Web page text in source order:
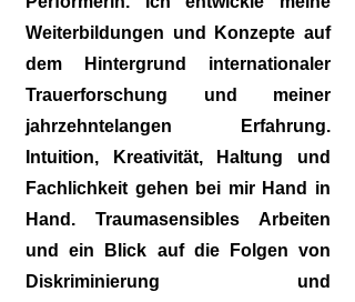
Weiterbildungen und Konzepte auf
dem Hintergrund internationaler
Trauerforschung und meiner
jahrzehntelangen Erfahrung.
Intuition, Kreativität, Haltung und
Fachlichkeit gehen bei mir Hand in
Hand. Traumasensibles Arbeiten
und ein Blick auf die Folgen von
Diskriminierung und